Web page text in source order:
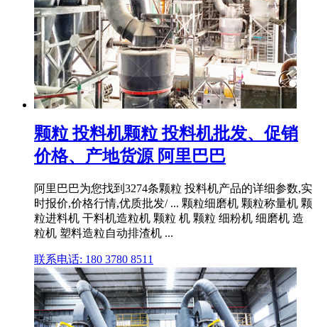
颗粒 投料机颗粒 投料机批发、促销
价格、产地货源 阿里巴巴
阿里巴巴为您找到3274条颗粒 投料机产品的详细参数,实
时报价,价格行情,优质批发/ ... 颗粒细磨机 颗粒称量机 颗
粒进料机 干料机造粒机 颗粒 机 颗粒 细粉机 细磨机 造
粒机 塑料造粒自动排渣机 ...
联系电话: 180 3780 8511